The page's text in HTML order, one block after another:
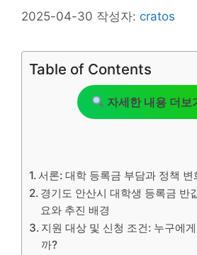
2025-04-30 작성자: cratos
Table of Contents
자세한 내용 더보
서론: 대학 등록금 부담과 정책 변
경기도 안산시 대학생 등록금 반
요와 추진 배경
지원 대상 및 신청 조건: 누구에
까?